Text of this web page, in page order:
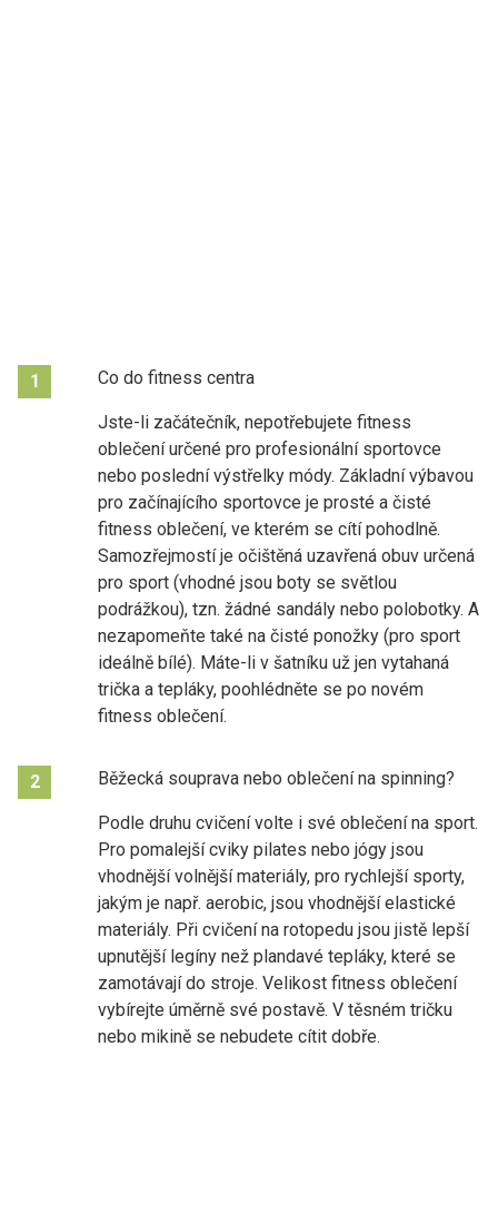
1 Co do fitness centra
Jste-li začátečník, nepotřebujete fitness
oblečení určené pro profesionální sportovce
nebo poslední výstřelky módy. Základní výbavou
pro začínajícího sportovce je prosté a čisté
fitness oblečení, ve kterém se cítí pohodlně.
Samozřejmostí je očištěná uzavřená obuv určená
pro sport (vhodné jsou boty se světlou
podrážkou), tzn. žádné sandály nebo polobotky. A
nezapomeňte také na čisté ponožky (pro sport
ideálně bílé). Máte-li v šatníku už jen vytahaná
trička a tepláky, poohlédněte se po novém
fitness oblečení.
2 Běžecká souprava nebo oblečení na spinning?
Podle druhu cvičení volte i své oblečení na sport.
Pro pomalejší cviky pilates nebo jógy jsou
vhodnější volnější materiály, pro rychlejší sporty,
jakým je např. aerobic, jsou vhodnější elastické
materiály. Při cvičení na rotopedu jsou jistě lepší
upnutější legíny než plandavé tepláky, které se
zamotávají do stroje. Velikost fitness oblečení
vybírejte úměrně své postavě. V těsném tričku
nebo mikině se nebudete cítit dobře.